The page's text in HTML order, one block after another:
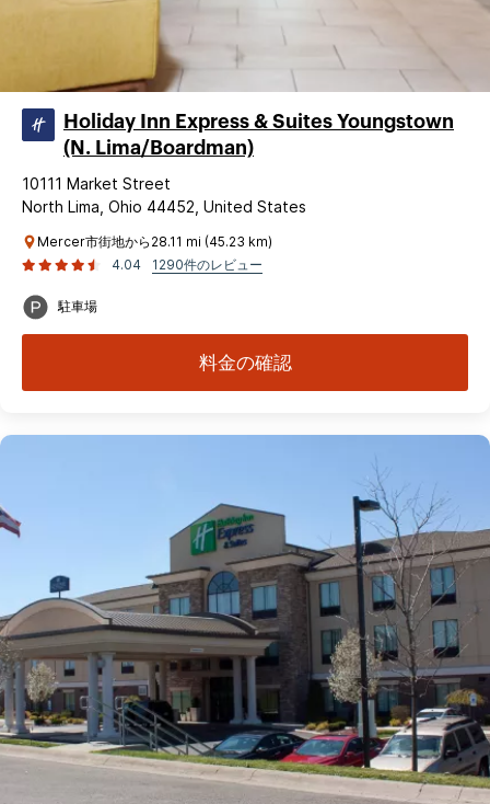
Holiday Inn Express & Suites Youngstown
(N. Lima/Boardman)
10111 Market Street
North Lima, Ohio 44452, United States
Mercer市街地から28.11 mi (45.23 km)
4.04
1290件のレビュー
駐車場
料金の確認